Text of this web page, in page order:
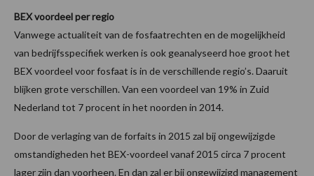
BEX voordeel per regio
Vanwege actualiteit van de fosfaatrechten en de mogelijkheid
van bedrijfsspecifiek werken is ook geanalyseerd hoe groot het
BEX voordeel voor fosfaat is in de verschillende regio’s. Daaruit
blijken grote verschillen. Van een voordeel van 19% in Zuid
Nederland tot 7 procent in het noorden in 2014.
Door de verlaging van de forfaits in 2015 zal bij ongewijzigde
omstandigheden het BEX-voordeel vanaf 2015 circa 7 procent
lager zijn dan voorheen. En dan zal er bij ongewijzigd management